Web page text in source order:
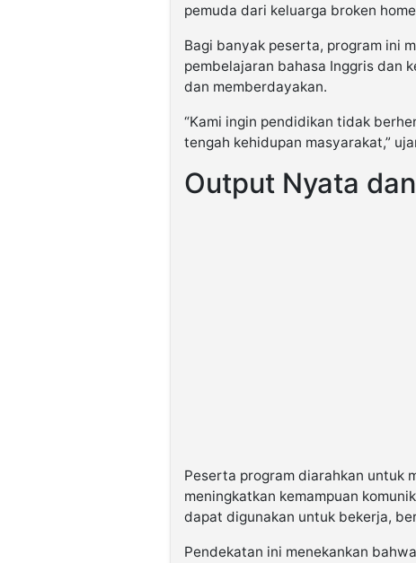
pemuda dari keluarga broken
Bagi banyak peserta, program ini
pembelajaran bahasa Inggris dan
dan memberdayakan.
“Kami ingin pendidikan tidak
tengah kehidupan masyarakat,”
Output Nyata
Peserta program diarahkan untuk
meningkatkan kemampuan
dapat digunakan untuk bekerja,
Pendekatan ini menekankan